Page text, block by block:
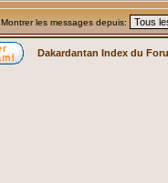
Montrer les messages depuis:
Dakardantan Index du